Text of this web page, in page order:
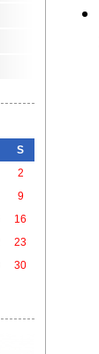
S
2
9
16
23
30